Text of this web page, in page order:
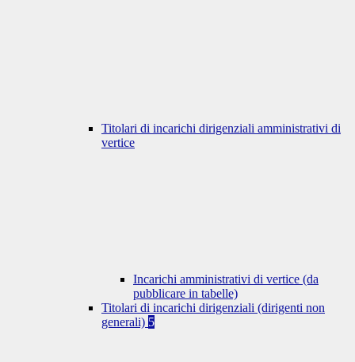
Titolari di incarichi dirigenziali amministrativi di
vertice
Incarichi amministrativi di vertice (da
pubblicare in tabelle)
Titolari di incarichi dirigenziali (dirigenti non
generali) 5